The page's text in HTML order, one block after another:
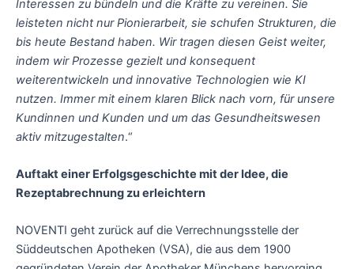
Interessen zu bündeln und die Kräfte zu vereinen. Sie
leisteten nicht nur Pionierarbeit, sie schufen Strukturen, die
bis heute Bestand haben. Wir tragen diesen Geist weiter,
indem wir Prozesse gezielt und konsequent
weiterentwickeln und innovative Technologien wie KI
nutzen. Immer mit einem klaren Blick nach vorn, für unsere
Kundinnen und Kunden und um das Gesundheitswesen
aktiv mitzugestalten.“
Auftakt einer Erfolgsgeschichte mit der Idee, die
Rezeptabrechnung zu erleichtern
NOVENTI geht zurück auf die Verrechnungsstelle der
Süddeutschen Apotheken (VSA), die aus dem 1900